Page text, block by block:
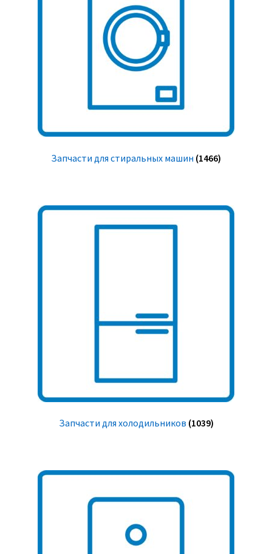
Запчасти для стиральных машин (1466)
Запчасти для холодильников (1039)